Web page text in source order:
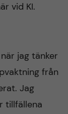
vid KI.
jag tänker
från
Jag
tillfällena